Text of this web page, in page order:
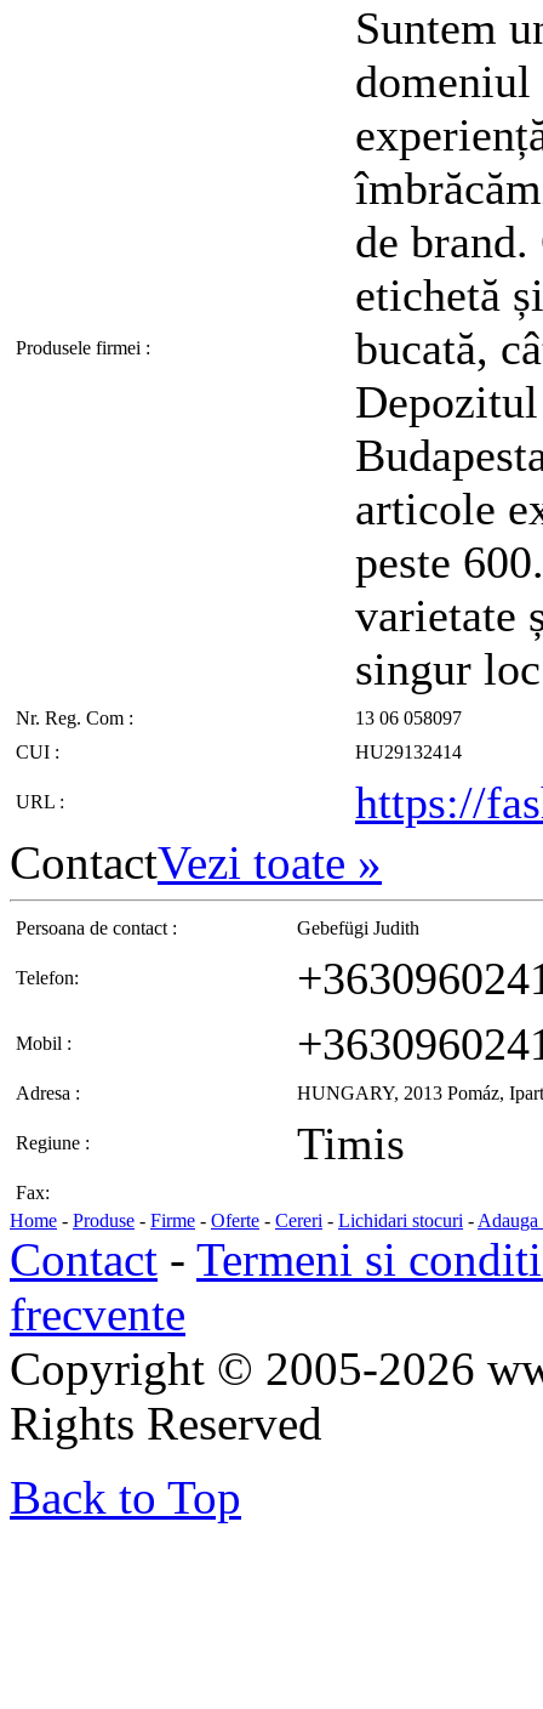
Produsele firmei :
Suntem
domeniul
de
etichetă
bucată,
articole
peste
varietate
singur
Nr. Reg. Com :
13 06 058097
CUI :
HU29132414
URL : https://
ContactVezi toate »
Persoana de contact : Gebefügi Judith
Telefon:
Mobil :
Adresa : HUNGARY, 2013 Pomáz,
Regiune : Timis
Fax:
Home - Produse - Firme - Oferte - Cereri - Lichidari stocuri - Adauga
Contact - Termeni si
frecvente
Copyright © 2005-2026
Rights Reserved
Back to Top